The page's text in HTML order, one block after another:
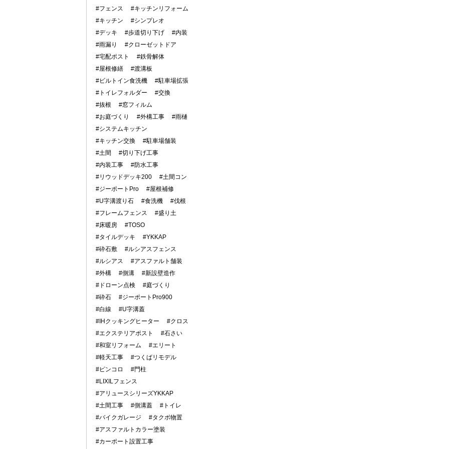
#フェンス
#キッチンリフォーム
#キッチン
#シンプレオ
#デッキ
#歩道切り下げ
#内装
#雨漏り
#クローゼットドア
#宅配ポスト
#鉄骨解体
#屋根修繕
#渡溝板
#ビルトイン食洗機
#駐車場拡張
#トイレフォルダー
#交換
#抜根
#窓フィルム
#お庭づくり
#外構工事
#雨樋
#システムキッチン
#キッチン交換
#駐車場舗装
#土間
#切り下げ工事
#内装工事
#防水工事
#リウッドデッキ200
#土間コン
#ジーポートPro
#屋根補修
#U字溝渡り石
#食洗機
#伐根
#フレームフェンス
#盛り土
#床暖房
#TOSO
#タイルデッキ
#YKKAP
#砕石敷
#ルシアスフェンス
#ルシアス
#アスファルト舗装
#外構
#側溝
#新設壁造作
#ドローン点検
#庭づくり
#砕石
#ジーポートPro900
#白線
#U字溝蓋
#IHクッキングヒーター
#クロス
#エクステリアポスト
#石さい
#和室リフォーム
#エリート
#軽天工事
#つくばリモデル
#ピンコロ
#門柱
#LIXILフェンス
#アリュースシリーズYKKAP
#土間工事
#側溝蓋
#トイレ
#バイクガレージ
#タクボ物置
#アスファルトカラー塗装
#カーポート設置工事